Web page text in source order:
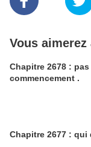
Vous aimerez
Chapitre 2678 :
commencement .
Chapitre 2677 : qui